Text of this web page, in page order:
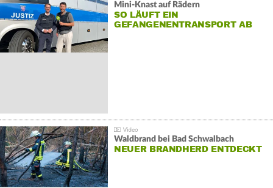
Mini-Knast auf Rädern
SO LÄUFT EIN
GEFANGENENTRANSPORT AB
Waldbrand bei Bad Schwalbach
NEUER BRANDHERD ENTDECKT